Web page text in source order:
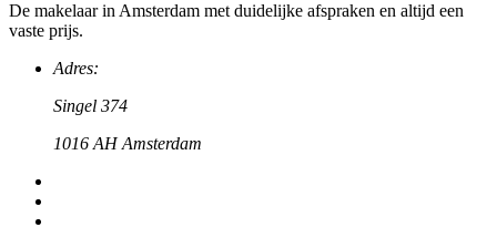
De makelaar in Amsterdam met duidelijke afspraken en altijd een
vaste prijs.
Adres:
Singel 374
1016 AH Amsterdam